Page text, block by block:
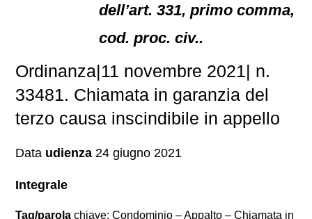
dell’art. 331, primo comma,
cod. proc. civ..
Ordinanza|11 novembre 2021| n.
33481. Chiamata in garanzia del
terzo causa inscindibile in appello
Data udienza 24 giugno 2021
Integrale
Tag/parola chiave: Condominio – Appalto – Chiamata in